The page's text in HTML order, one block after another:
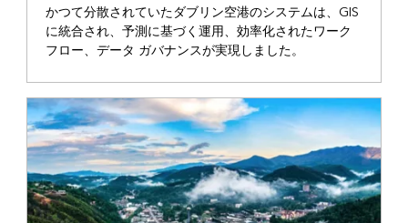
かつて分散されていたダブリン空港のシステムは、GIS
に統合され、予測に基づく運用、効率化されたワーク
フロー、データ ガバナンスが実現しました。